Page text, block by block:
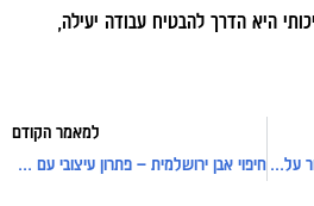
היא הדרך להבטיח עבודה יעילה,
כך תבחרו סורגים לבית בלי להתפשר על בטיחות או אסתטיקה
למאמר הקודם
חיפוי אבן ירושלמית – פתרון עיצובי עם ערך אדריכלי והנדסי